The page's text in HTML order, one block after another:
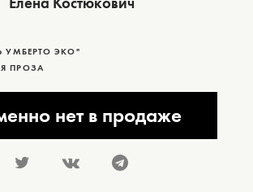
УМБЕРТО ЭКО"
ПРОЗА
нет в продаже